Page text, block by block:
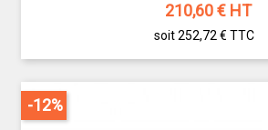
210,60€ HT
soit 252,72 € TTC
-12%